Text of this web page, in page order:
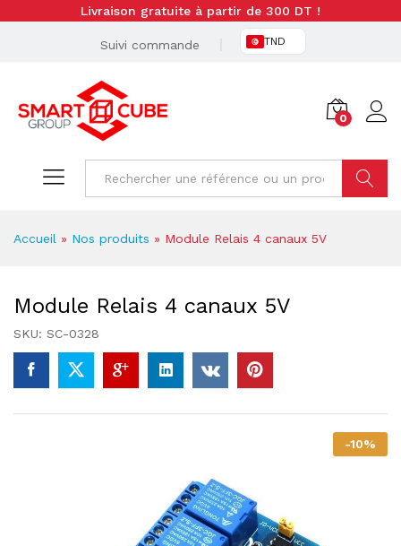
Livraison gratuite à partir de 300 DT !
Suivi commande TND
0
Accueil » Nos produits » Module Relais 4 canaux 5V
Module Relais 4 canaux 5V
SKU: SC-0328
-10%